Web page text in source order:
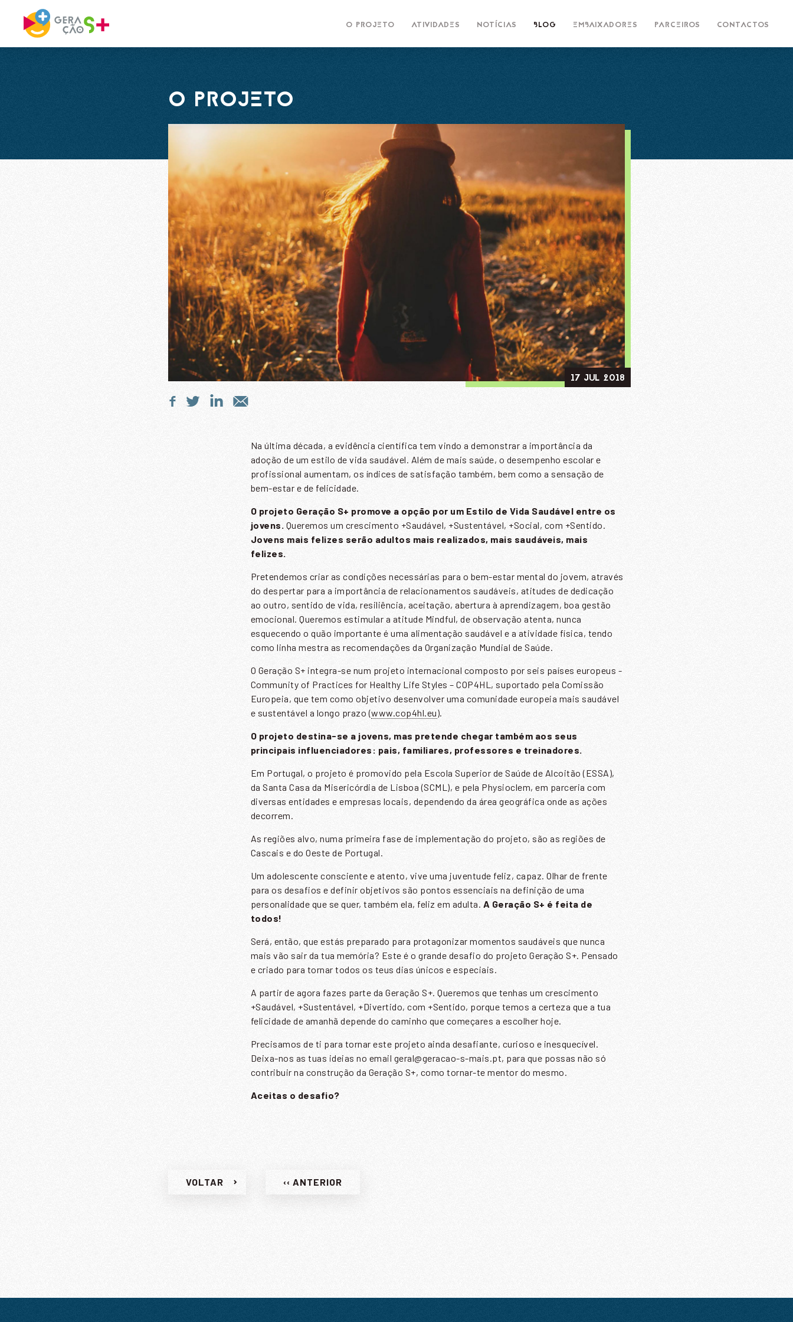
O PROJETO ATIVIDADES NOTÍCIAS BLOG EMBAIXADORES PARCEIROS CONTACTOS
O PROJETO
17 JUL 2018
Na última década, a evidência científica tem vindo a demonstrar a importância da
adoção de um estilo de vida saudável. Além de mais saúde, o desempenho escolar e
profissional aumentam, os índices de satisfação também, bem como a sensação de
bem-estar e de felicidade.
O projeto Geração S+ promove a opção por um Estilo de Vida Saudável entre os
jovens. Queremos um crescimento +Saudável, +Sustentável, +Social, com +Sentido.
Jovens mais felizes serão adultos mais realizados, mais saudáveis, mais
felizes.
Pretendemos criar as condições necessárias para o bem-estar mental do jovem, através
do despertar para a importância de relacionamentos saudáveis, atitudes de dedicação
ao outro, sentido de vida, resiliência, aceitação, abertura à aprendizagem, boa gestão
emocional. Queremos estimular a atitude Mindful, de observação atenta, nunca
esquecendo o quão importante é uma alimentação saudável e a atividade física, tendo
como linha mestra as recomendações da Organização Mundial de Saúde.
O Geração S+ integra-se num projeto internacional composto por seis países europeus -
Community of Practices for Healthy Life Styles – COP4HL, suportado pela Comissão
Europeia, que tem como objetivo desenvolver uma comunidade europeia mais saudável
e sustentável a longo prazo (www.cop4hl.eu).
O projeto destina-se a jovens, mas pretende chegar também aos seus
principais influenciadores: pais, familiares, professores e treinadores.
Em Portugal, o projeto é promovido pela Escola Superior de Saúde de Alcoitão (ESSA),
da Santa Casa da Misericórdia de Lisboa (SCML), e pela Physioclem, em parceria com
diversas entidades e empresas locais, dependendo da área geográfica onde as ações
decorrem.
As regiões alvo, numa primeira fase de implementação do projeto, são as regiões de
Cascais e do Oeste de Portugal.
Um adolescente consciente e atento, vive uma juventude feliz, capaz. Olhar de frente
para os desafios e definir objetivos são pontos essenciais na definição de uma
personalidade que se quer, também ela, feliz em adulta. A Geração S+ é feita de
todos!
Será, então, que estás preparado para protagonizar momentos saudáveis que nunca
mais vão sair da tua memória? Este é o grande desafio do projeto Geração S+. Pensado
e criado para tornar todos os teus dias únicos e especiais.
A partir de agora fazes parte da Geração S+. Queremos que tenhas um crescimento
+Saudável, +Sustentável, +Divertido, com +Sentido, porque temos a certeza que a tua
felicidade de amanhã depende do caminho que começares a escolher hoje.
Precisamos de ti para tornar este projeto ainda desafiante, curioso e inesquecível.
Deixa-nos as tuas ideias no email geral@geracao-s-mais.pt, para que possas não só
contribuir na construção da Geração S+, como tornar-te mentor do mesmo.
Aceitas o desafio?
VOLTAR ‹‹ ANTERIOR
SUBSCREVER A NOSSA NEWSLETTER
ENVIAR Li e aceito a